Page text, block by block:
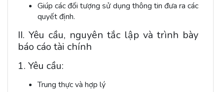
Giúp các đối tượng sử dụng thông tin đưa ra các
quyết định.
II. Yêu cầu, nguyên tắc lập và trình bày
báo cáo tài chính
1. Yêu cầu:
Trung thực và hợp lý